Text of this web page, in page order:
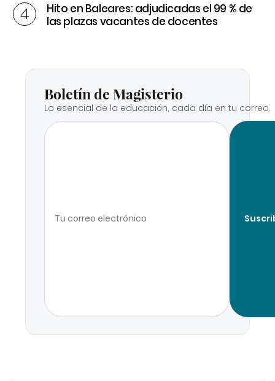
Hito en Baleares: adjudicadas el 99 % de
las plazas vacantes de docentes
Boletín de Magisterio
Lo esencial de la educación, cada día en tu correo.